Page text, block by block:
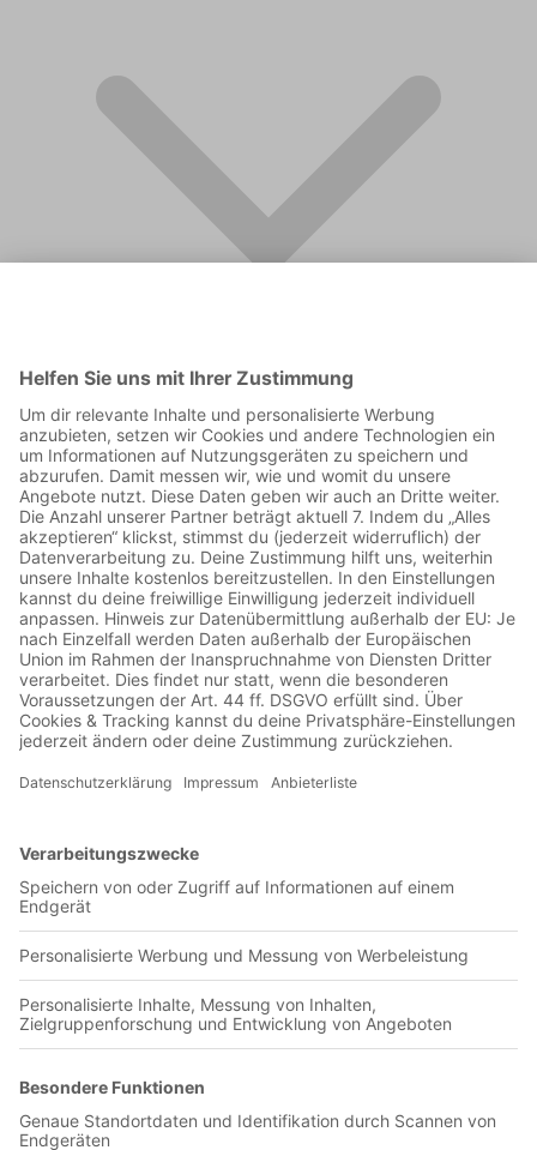
FAQ
Supporter werden
Unsere App ist in den offiziellen Stores verfügbar!
Jetzt herunterladen